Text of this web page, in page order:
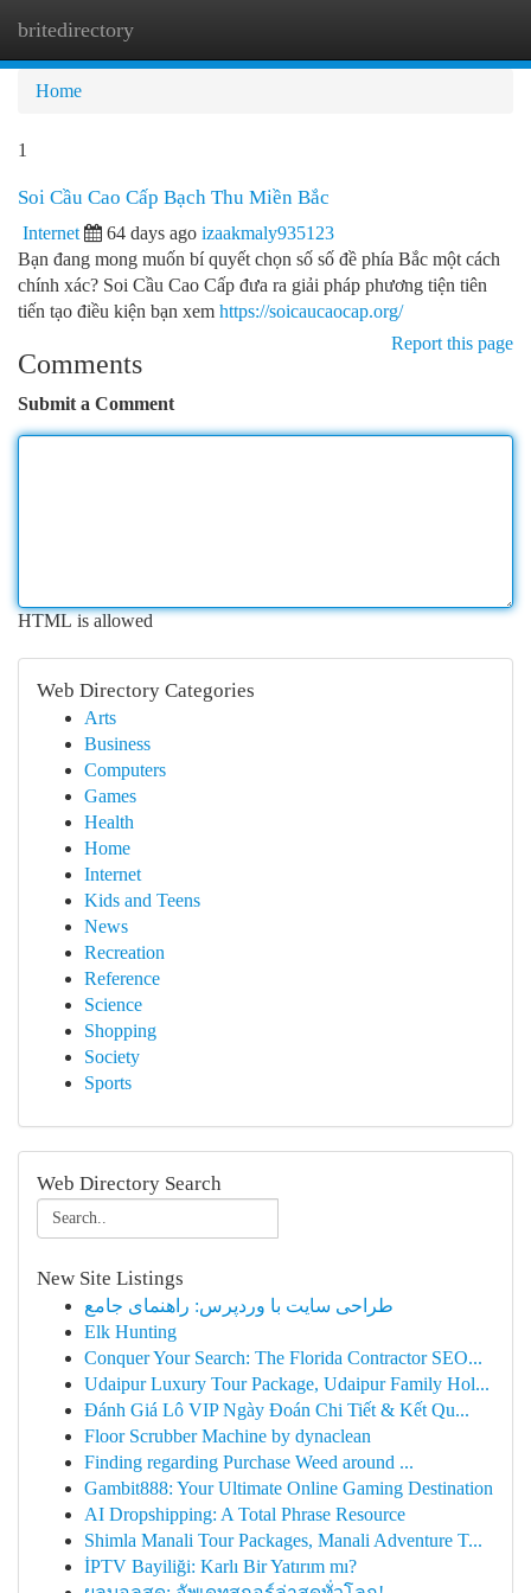
britedirectory
Home
1
Soi Cầu Cao Cấp Bạch Thu Miền Bắc
Internet 64 days ago izaakmaly935123
Bạn đang mong muốn bí quyết chọn số số đề phía Bắc một cách
chính xác? Soi Cầu Cao Cấp đưa ra giải pháp phương tiện tiên
tiến tạo điều kiện bạn xem https://soicaucaocap.org/
Report this page
Comments
Submit a Comment
HTML is allowed
Web Directory Categories
Arts
Business
Computers
Games
Health
Home
Internet
Kids and Teens
News
Recreation
Reference
Science
Shopping
Society
Sports
Web Directory Search
New Site Listings
طراحی سایت با وردپرس: راهنمای جامع
Elk Hunting
Conquer Your Search: The Florida Contractor SEO...
Udaipur Luxury Tour Package, Udaipur Family Hol...
Đánh Giá Lô VIP Ngày Đoán Chi Tiết & Kết Qu...
Floor Scrubber Machine by dynaclean
Finding regarding Purchase Weed around ...
Gambit888: Your Ultimate Online Gaming Destination
AI Dropshipping: A Total Phrase Resource
Shimla Manali Tour Packages, Manali Adventure T...
İPTV Bayiliği: Karlı Bir Yatırım mı?